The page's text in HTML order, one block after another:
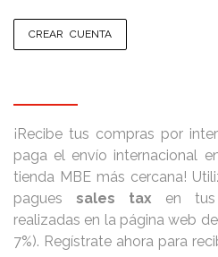
CREAR CUENTA
¡Recibe tus compras por
paga el envío internacional
tienda MBE más cercana!
pagues sales tax en tus
realizadas en la página web de
7%). Regístrate ahora para